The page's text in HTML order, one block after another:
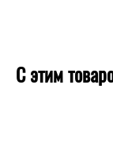
С этим